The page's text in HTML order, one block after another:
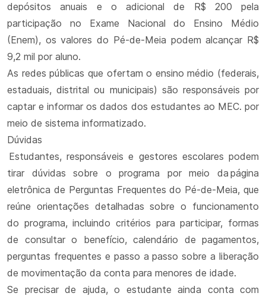
depósitos anuais e o adicional de R$ 200 pela
participação no Exame Nacional do Ensino Médio
(Enem), os valores do Pé-de-Meia podem alcançar R$
9,2 mil por aluno.
As redes públicas que ofertam o ensino médio (federais,
estaduais, distrital ou municipais) são responsáveis por
captar e informar os dados dos estudantes ao MEC. por
meio de sistema informatizado.
Dúvidas
Estudantes, responsáveis e gestores escolares podem
tirar dúvidas sobre o programa por meio da página
eletrônica de Perguntas Frequentes do Pé-de-Meia, que
reúne orientações detalhadas sobre o funcionamento
do programa, incluindo critérios para participar, formas
de consultar o benefício, calendário de pagamentos,
perguntas frequentes e passo a passo sobre a liberação
de movimentação da conta para menores de idade.
Se precisar de ajuda, o estudante ainda conta com